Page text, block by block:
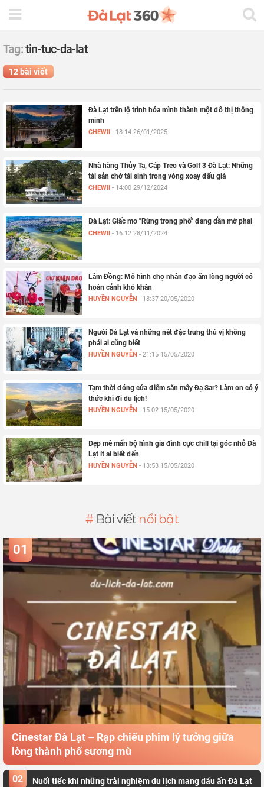
Tag:tin-tuc-da-lat
12 bài viết
Đà Lạt trên lộ trình hóa mình thành một đô thị thông
minh
CHEWII - 18:14 26/01/2025
Nhà hàng Thủy Tạ, Cáp Treo và Golf 3 Đà Lạt: Những
tài sản chờ tái sinh trong vòng xoay đấu giá
CHEWII - 14:00 29/12/2024
Đà Lạt: Giấc mơ "Rừng trong phố" đang dần mờ phai
CHEWII - 16:12 28/11/2024
Lâm Đồng: Mô hình chợ nhân đạo ấm lòng người có
hoàn cảnh khó khăn
HUYỀN NGUYỄN - 18:37 20/05/2020
Người Đà Lạt và những nét đặc trưng thú vị không
phải ai cũng biết
HUYỀN NGUYỄN - 21:15 15/05/2020
Tạm thời đóng cửa điểm săn mây Đạ Sar? Làm ơn có ý
thức khi đi du lịch!
HUYỀN NGUYỄN - 15:02 15/05/2020
Đẹp mê mẩn bộ hình gia đình cực chill tại góc nhỏ Đà
Lạt ít ai biết đến
HUYỀN NGUYỄN - 13:53 15/05/2020
#Bài viết nổi bật
01
Cinestar Đà Lạt – Rạp chiếu phim lý tưởng giữa
lòng thành phố sương mù
02
Nuối tiếc khi những trải nghiệm du lịch mang dấu ấn Đà Lạt